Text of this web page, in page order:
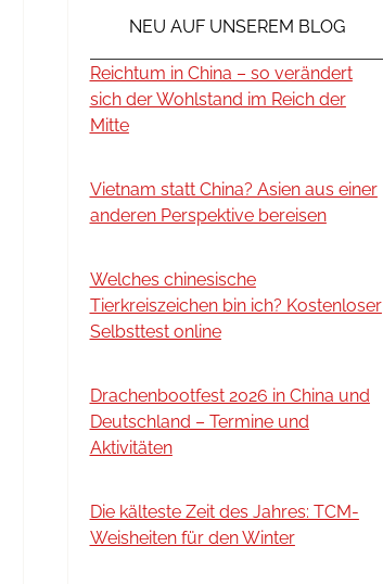
NEU AUF UNSEREM BLOG
Reichtum in China – so verändert
sich der Wohlstand im Reich der
Mitte
Vietnam statt China? Asien aus einer
anderen Perspektive bereisen
Welches chinesische
Tierkreiszeichen bin ich? Kostenloser
Selbsttest online
Drachenbootfest 2026 in China und
Deutschland – Termine und
Aktivitäten
Die kälteste Zeit des Jahres: TCM-
Weisheiten für den Winter